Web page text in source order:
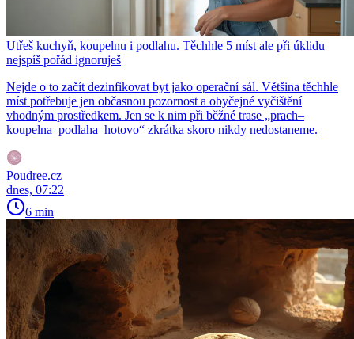
Utřeš kuchyň, koupelnu i podlahu. Těchhle 5 míst ale při úklidu
nejspíš pořád ignoruješ
Nejde o to začít dezinfikovat byt jako operační sál. Většina těchhle
míst potřebuje jen občasnou pozornost a obyčejné vyčištění
vhodným prostředkem. Jen se k nim při běžné trase „prach–
koupelna–podlaha–hotovo“ zkrátka skoro nikdy nedostaneme.
Poudree.cz
dnes, 07:22
6 min